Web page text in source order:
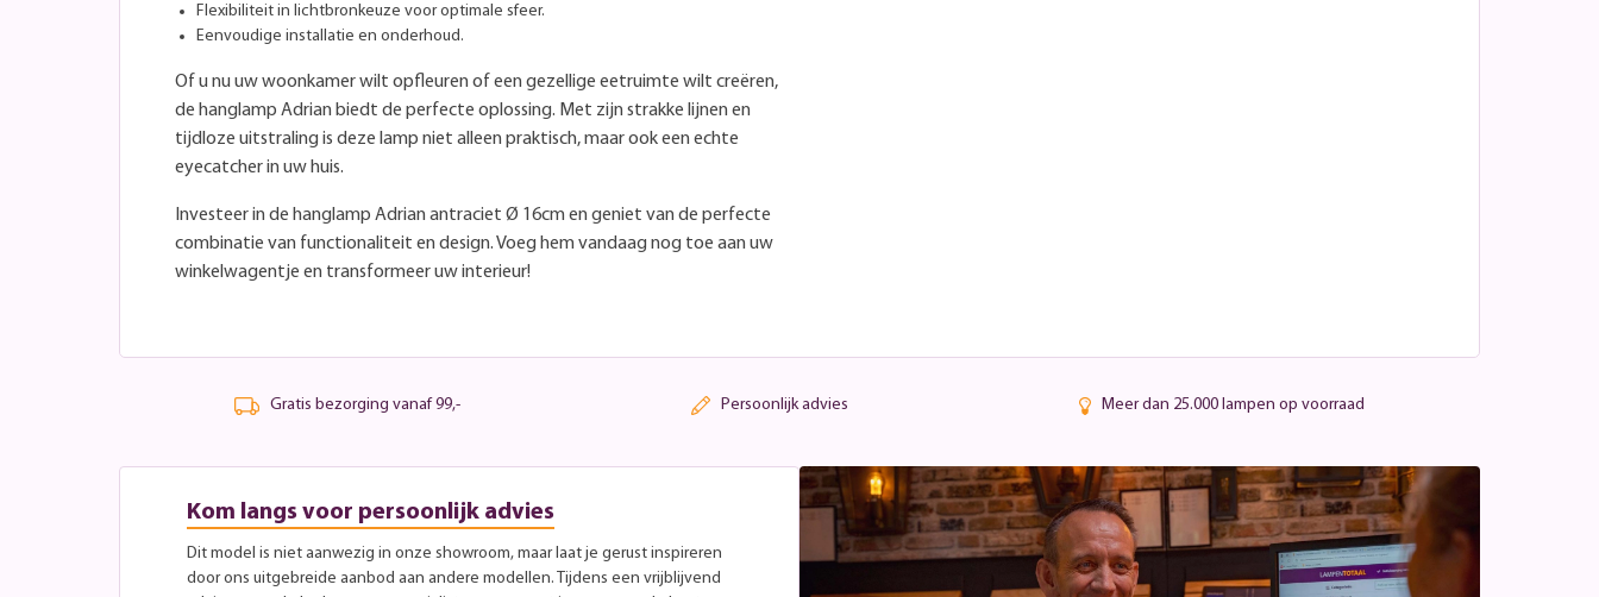
Flexibiliteit in lichtbronkeuze voor optimale sfeer.
Eenvoudige installatie en onderhoud.
Of u nu uw woonkamer wilt opfleuren of een gezellige eetruimte wilt creëren,
de hanglamp Adrian biedt de perfecte oplossing. Met zijn strakke lijnen en
tijdloze uitstraling is deze lamp niet alleen praktisch, maar ook een echte
eyecatcher in uw huis.
Investeer in de hanglamp Adrian antraciet Ø 16cm en geniet van de perfecte
combinatie van functionaliteit en design. Voeg hem vandaag nog toe aan uw
winkelwagentje en transformeer uw interieur!
Gratis bezorging vanaf 99,- Persoonlijk advies Meer dan 25.000 lampen op voorraad
Kom langs voor persoonlijk advies
Dit model is niet aanwezig in onze showroom, maar laat je gerust inspireren
door ons uitgebreide aanbod aan andere modellen. Tijdens een vrijblijvend